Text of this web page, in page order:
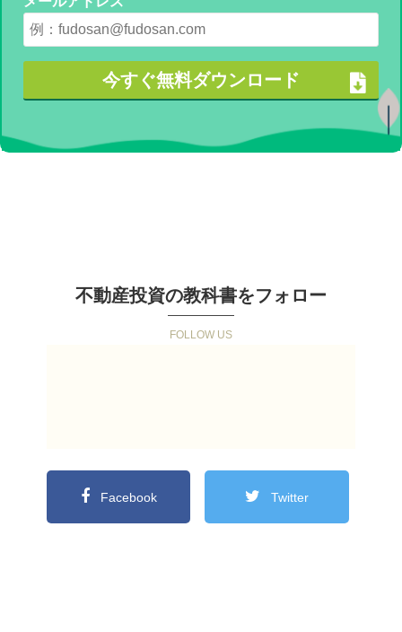
不動産投資の教科書をフォロー
Facebook Twitter